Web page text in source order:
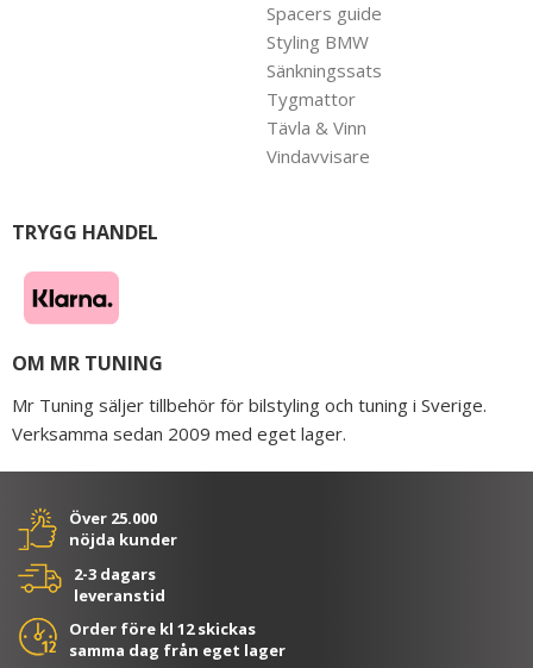
Spacers guide
Styling BMW
Sänkningssats
Tygmattor
Tävla & Vinn
Vindavvisare
TRYGG HANDEL
OM MR TUNING
Mr Tuning säljer tillbehör för bilstyling och tuning i Sverige.
Verksamma sedan 2009 med eget lager.
Över 25.000
nöjda kunder
2-3 dagars
leveranstid
Order före kl 12 skickas
samma dag från eget lager